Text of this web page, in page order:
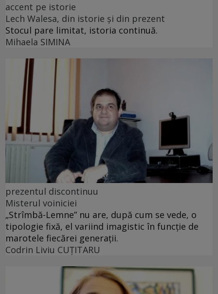
accent pe istorie
Lech Walesa, din istorie și din prezent
Stocul pare limitat, istoria continuă.
Mihaela SIMINA
prezentul discontinuu
Misterul voiniciei
„Strîmbă-Lemne” nu are, după cum se vede, o
tipologie fixă, el variind imagistic în funcţie de
marotele fiecărei generaţii.
Codrin Liviu CUŢITARU